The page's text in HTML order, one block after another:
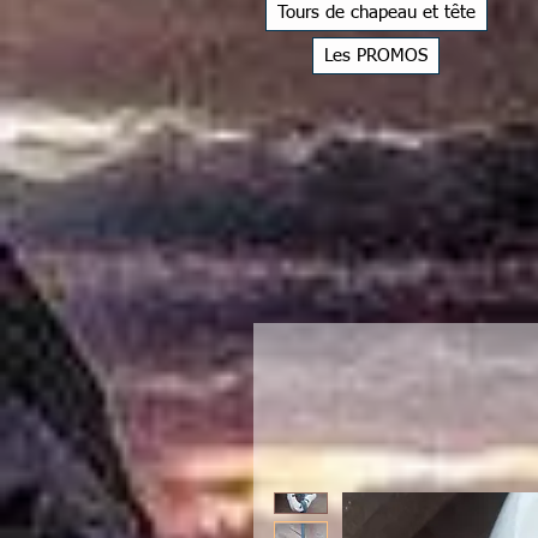
Tours de chapeau et tête
Les PROMOS